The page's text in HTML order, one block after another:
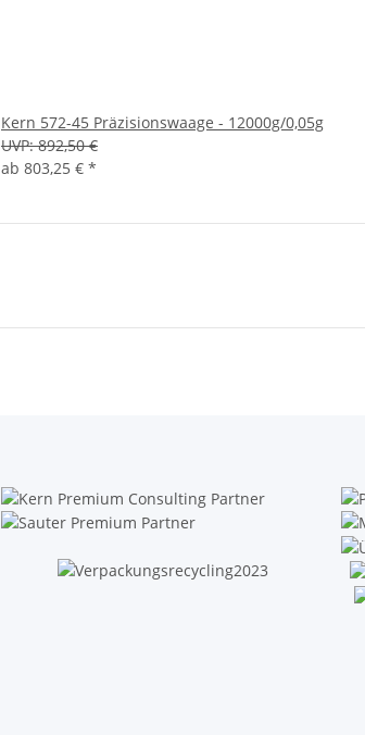
Kern 572-45 Präzisionswaage - 12000g/0,05g
UVP: 892,50 €
ab 803,25 € *